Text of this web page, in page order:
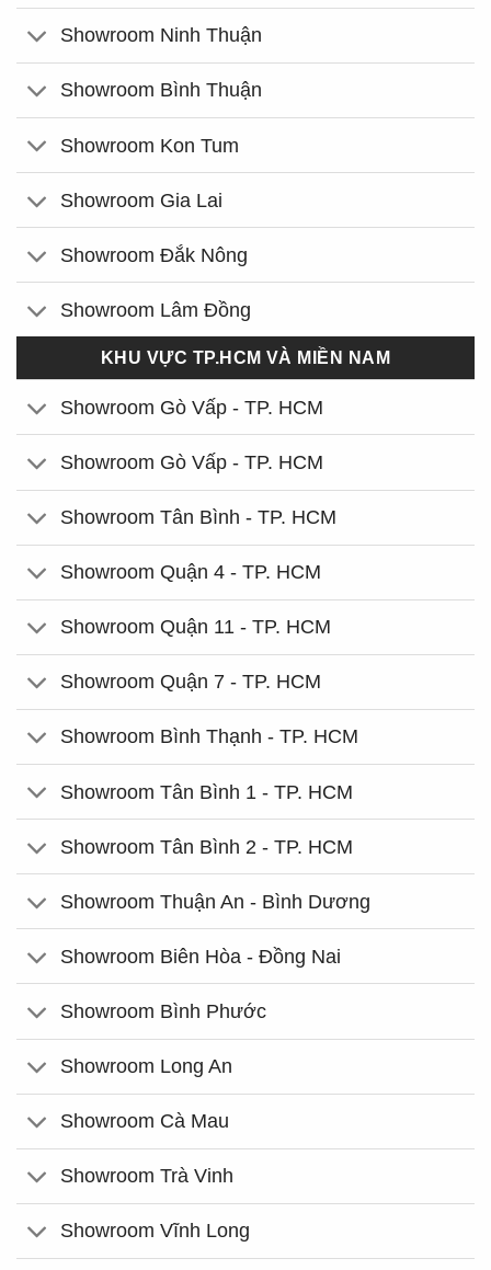
Showroom Ninh Thuận
Showroom Bình Thuận
Showroom Kon Tum
Showroom Gia Lai
Showroom Đắk Nông
Showroom Lâm Đồng
KHU VỰC TP.HCM VÀ MIỀN NAM
Showroom Gò Vấp - TP. HCM
Showroom Gò Vấp - TP. HCM
Showroom Tân Bình - TP. HCM
Showroom Quận 4 - TP. HCM
Showroom Quận 11 - TP. HCM
Showroom Quận 7 - TP. HCM
Showroom Bình Thạnh - TP. HCM
Showroom Tân Bình 1 - TP. HCM
Showroom Tân Bình 2 - TP. HCM
Showroom Thuận An - Bình Dương
Showroom Biên Hòa - Đồng Nai
Showroom Bình Phước
Showroom Long An
Showroom Cà Mau
Showroom Trà Vinh
Showroom Vĩnh Long